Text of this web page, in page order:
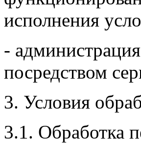
исполнения
-
посредством
3. Условия
3.1. Обработка